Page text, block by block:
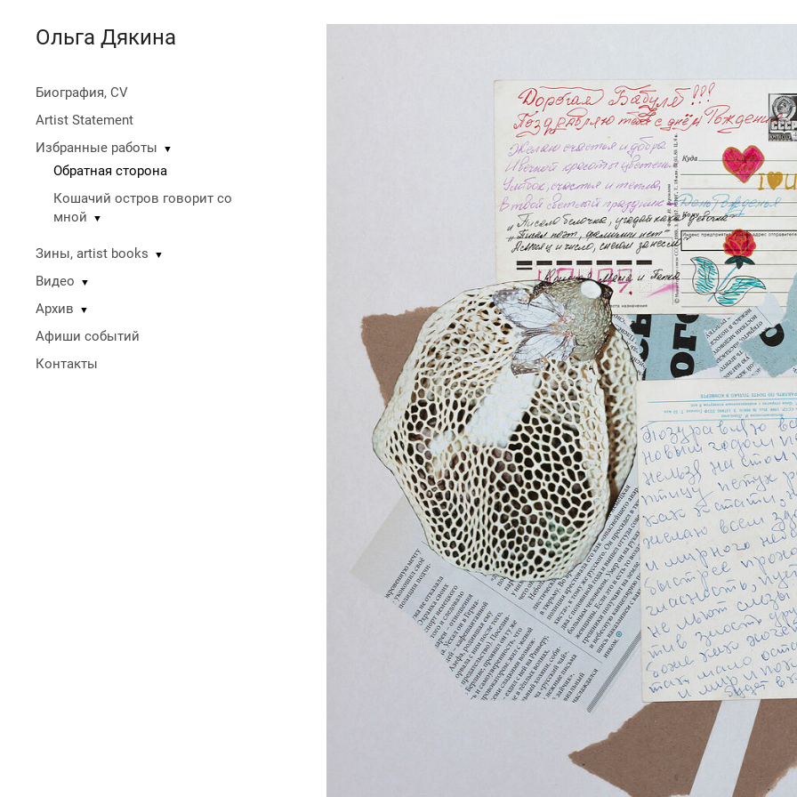
Ольга Дякина
Биография, CV
Artist Statement
Избранные работы
▼
Обратная сторона
Кошачий остров говорит со
мной
▼
Зины, artist books ▼
Видео ▼
Архив ▼
Афиши событий
Контакты